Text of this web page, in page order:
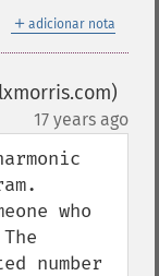
＋ adicionar nota
17 years ago
who
number